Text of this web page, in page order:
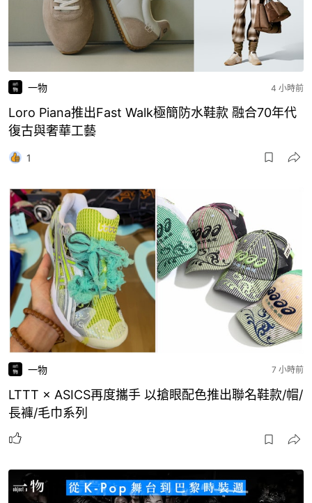
一物 4 小時前
Loro Piana推出Fast Walk極簡防水鞋款 融合70年代
復古與奢華工藝
1
一物 7 小時前
LTTT × ASICS再度攜手 以搶眼配色推出聯名鞋款/帽/
長褲/毛巾系列